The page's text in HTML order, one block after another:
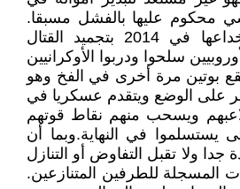
محكوم عليها بالفشل مسبقا.
وبما أن روسيا وقع خداعها في 2014 بتجميد القتال
سلحوا ودربوا الأوكرانيين
بوتين مرة أخرى في الفخ وهو
الوضع ويتقدم عسكريا في
ويسحب منهم نقاط قوتهم
يستسلموا في النهاية.وبما أن
ولا تقبل التفاوض أو التنازل
المسجلة للطرفين المتنازعين.